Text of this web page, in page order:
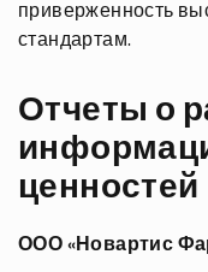
приверженность
стандартам.
Отчеты о
ценностей
ООО «Новартис